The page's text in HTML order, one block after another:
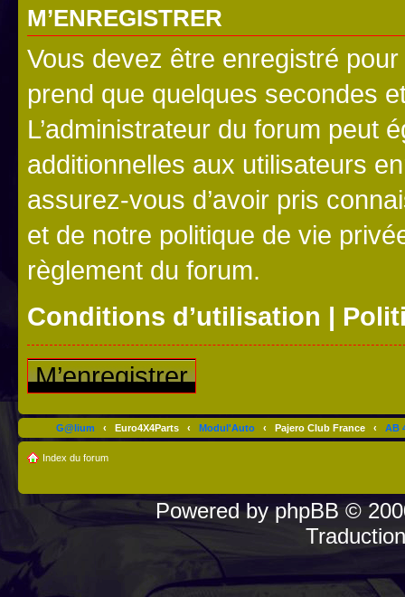
M’ENREGISTRER
Vous devez être enregistré
prend que quelques secondes
L’administrateur du forum peut
additionnelles aux utilisateurs
assurez-vous d’avoir pris
et de notre politique de vie
règlement du forum.
Conditions d’utilisation |
M’enregistrer
G@lium ‹ Euro4X4Parts ‹ Modul'Auto ‹ Pajero Club France ‹ AB
Index du forum
Powered byphpBB©